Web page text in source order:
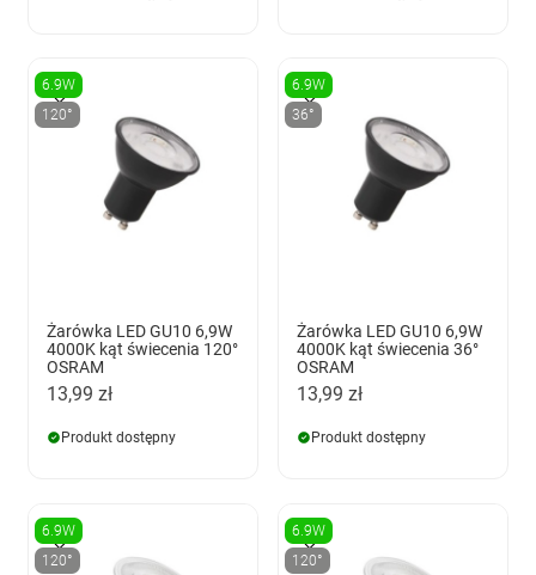
6.9W
120°
Żarówka LED GU10 6,9W
4000K kąt świecenia 120°
OSRAM
13,99 zł
Produkt dostępny
6.9W
36°
Żarówka LED GU10 6,9W
4000K kąt świecenia 36°
OSRAM
13,99 zł
Produkt dostępny
6.9W
120°
6.9W
120°